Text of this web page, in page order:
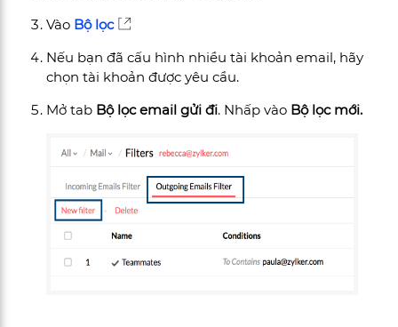
Vào Bộ lọc
Nếu bạn đã cấu hình nhiều tài khoản email, hãy
chọn tài khoản được yêu cầu.
Mở tab Bộ lọc email gửi đi. Nhấp vào Bộ lọc mới.